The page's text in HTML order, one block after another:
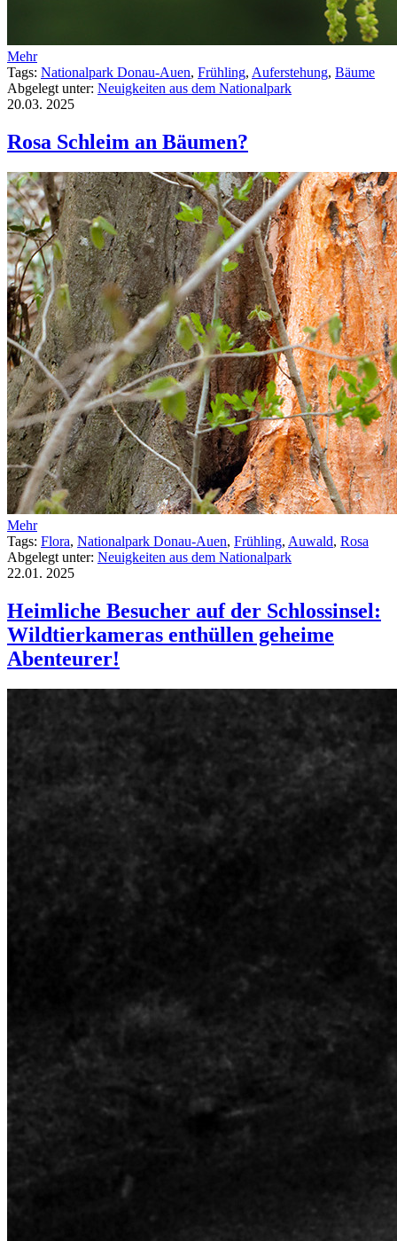
Mehr
Tags: Nationalpark Donau-Auen, Frühling, Auferstehung, Bäume
Abgelegt unter: Neuigkeiten aus dem Nationalpark
20.03. 2025
Rosa Schleim an Bäumen?
Mehr
Tags: Flora, Nationalpark Donau-Auen, Frühling, Auwald, Rosa
Abgelegt unter: Neuigkeiten aus dem Nationalpark
22.01. 2025
Heimliche Besucher auf der Schlossinsel:
Wildtierkameras enthüllen geheime
Abenteurer!